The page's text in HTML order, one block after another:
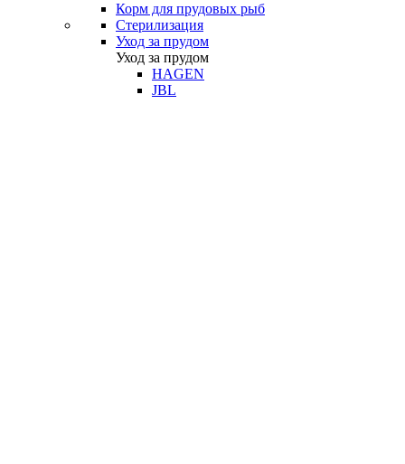
Корм для прудовых рыб
Стерилизация
Уход за прудом
Уход за прудом
HAGEN
JBL